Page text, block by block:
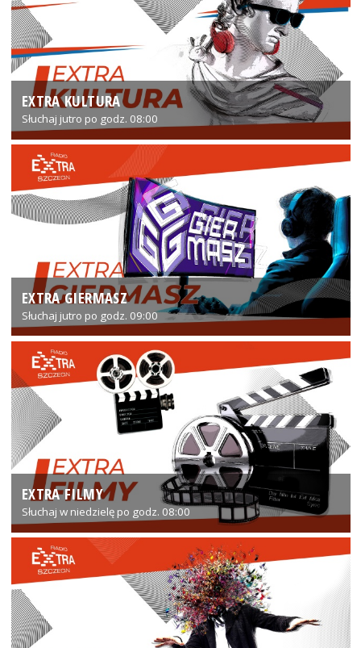
EXTRA KULTURA
Słuchaj jutro po godz. 08:00
EXTRA GIERMASZ
Słuchaj jutro po godz. 09:00
EXTRA FILMY
Słuchaj w niedzielę po godz. 08:00